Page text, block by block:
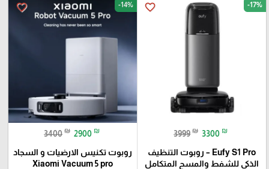
favorite_border -17%
3999 ₪ 3300 ₪
Eufy S1 Pro – روبوت التنظيف
الذكي للشفط والمسح المتكامل
favorite_border -14%
3400 ₪ 2900 ₪
روبوت تكنيس الارضيات و السجاد
Xiaomi Vacuum 5 pro